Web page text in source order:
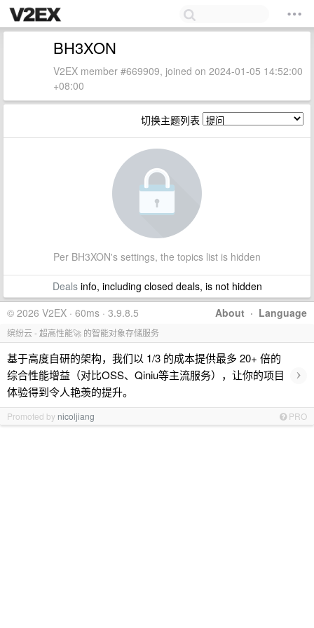
BH3XON
V2EX member #669909, joined on 2024-01-05 14:52:00
+08:00
切换主题列表
Per BH3XON's settings, the topics list is hidden
Dealsinfo, including closed deals, is not hidden
About · Language
© 2026 V2EX · 60ms · 3.9.8.5
缤纷云 - 超高性能🚀 的智能对象存储服务
基于高度自研的架构，我们以 1/3 的成本提供最多 20+ 倍的
综合性能增益（对比OSS、Qiniu等主流服务），让你的项目
体验得到令人艳羡的提升。
›
Promoted by nicoljiang PRO